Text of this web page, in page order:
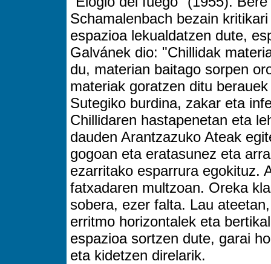
Schamalenbach bezain
espazioa lekualdatzen dute,
Galvánek dio: "Chillidak
du, materian baitago sorpen
materiak goratzen ditu
Sutegiko burdina, zakar eta
Chillidaren hastapenetan eta
dauden Arantzazuko Ateak
gogoan eta eratasunez eta
ezarritako esparrura egokituz.
fatxadaren multzoan. Oreka
sobera, ezer falta. Lau
erritmo horizontalek eta
espazioa sortzen dute, garai
eta kidetzen direlarik.